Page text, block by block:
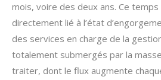
mois, voire des deux ans. Ce
directement lié à l’état
des services en charge de la
totalement submergés par la
traiter, dont le flux augmente